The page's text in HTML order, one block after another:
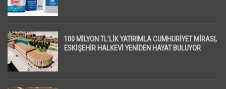
100 MİLYON TL’LİK YATIRIMLA CUMHURİYET MİRASI,
ESKİŞEHİR HALKEVİ YENİDEN HAYAT BULUYOR